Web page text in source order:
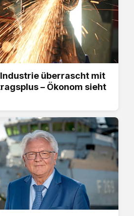
überrascht mit
– Ökonom sieht